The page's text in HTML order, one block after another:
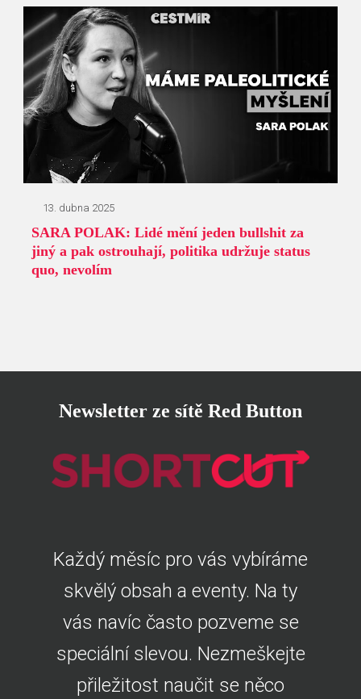
13. dubna 2025
SARA POLAK: Lidé mění jeden bullshit za
jiný a pak ostrouhají, politika udržuje status
quo, nevolím
Newsletter ze sítě Red Button
Každý měsíc pro vás vybíráme
skvělý obsah a eventy. Na ty
vás navíc často pozveme se
speciální slevou. Nezmeškejte
přiležitost naučit se něco